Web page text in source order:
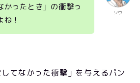
ソウ
かったとき」の衝撃っ
！
てなかった衝撃」を与えるパン